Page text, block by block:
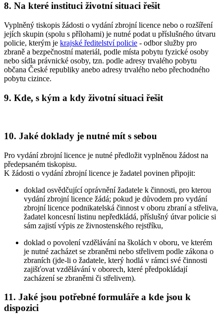
8. Na které instituci životní situaci řešit
Vyplněný tiskopis žádosti o vydání zbrojní licence nebo o rozšíření
jejích skupin (spolu s přílohami) je nutné podat u příslušného útvaru
policie, kterým je krajské ředitelství policie - odbor služby pro
zbraně a bezpečnostní materiál, podle místa pobytu fyzické osoby
nebo sídla právnické osoby, tzn. podle adresy trvalého pobytu
občana České republiky anebo adresy trvalého nebo přechodného
pobytu cizince.
9. Kde, s kým a kdy životní situaci řešit
10. Jaké doklady je nutné mít s sebou
Pro vydání zbrojní licence je nutné předložit vyplněnou žádost na
předepsaném tiskopisu.
K žádosti o vydání zbrojní licence je žadatel povinen připojit:
doklad osvědčující oprávnění žadatele k činnosti, pro kterou
vydání zbrojní licence žádá; pokud je důvodem pro vydání
zbrojní licence podnikatelská činnost v oboru zbraní a střeliva,
žadatel koncesní listinu nepředkládá, příslušný útvar policie si
sám zajistí výpis ze živnostenského rejstříku,
doklad o povolení vzdělávání na školách v oboru, ve kterém
je nutné zacházet se zbraněmi nebo střelivem podle zákona o
zbraních (jde-li o žadatele, který hodlá v rámci své činnosti
zajišťovat vzdělávání v oborech, které předpokládají
zacházení se zbraněmi či střelivem).
11. Jaké jsou potřebné formuláře a kde jsou k
dispozici